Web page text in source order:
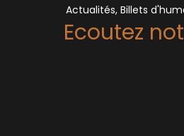
Actualités, Billets
Ecoutez